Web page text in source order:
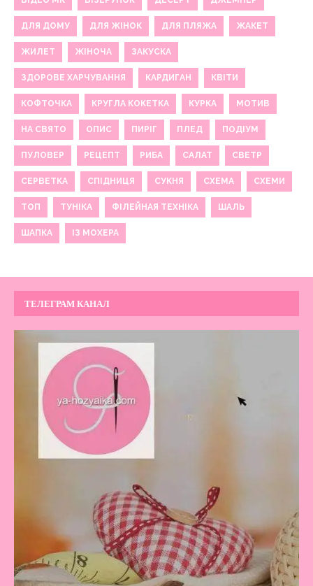
ДЛЯ ДОМУ ДЛЯ ЖІНОК ДЛЯ ПЛЯЖА ЖАКЕТ
ЖИЛЕТ ЖІНОЧА ЗАКУСКА
ЗДОРОВЕ ХАРЧУВАННЯ КАРДИГАН КВІТИ
КОФТОЧКА КРУГЛА КОКЕТКА КУРКА МОТИВ
НА СВЯТО ОПИС ПИРІГ ПЛЕД ПОДІУМ
ПУЛОВЕР РЕЦЕПТ РИБА САЛАТ СВЕТР
СЕРВЕТКА СПІДНИЦЯ СУКНЯ СХЕМА СХЕМИ
ТОП ТУНІКА ФІЛЕЙНАЯ ТЕХНІКА ШАЛЬ
ШАПКА ІЗ МОХЕРА
ТЕЛЕГРАМ КАНАЛ